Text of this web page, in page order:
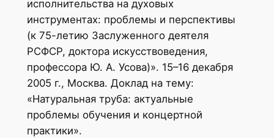
исполнительства на духовых
инструментах: проблемы и перспективы
(к 75-летию Заслуженного деятеля
РСФСР, доктора искусствоведения,
профессора Ю. А. Усова)». 15–16 декабря
2005 г., Москва. Доклад на тему:
«Натуральная труба: актуальные
проблемы обучения и концертной
практики».